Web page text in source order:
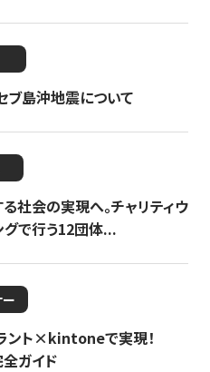
ブ島沖地震について
社会の実現へ。チャリティウ
グで行う12団体...
ー
ント×kintoneで実現！
ガイド